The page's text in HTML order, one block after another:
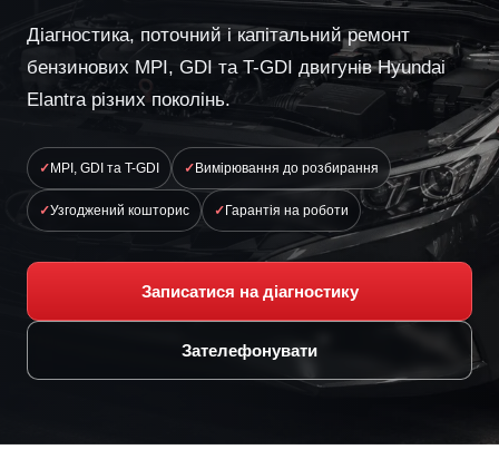
Діагностика, поточний і капітальний ремонт
бензинових MPI, GDI та T-GDI двигунів Hyundai
Elantra різних поколінь.
MPI, GDI та T-GDI Вимірювання до розбирання
Узгоджений кошторис Гарантія на роботи
Записатися на діагностику
Зателефонувати